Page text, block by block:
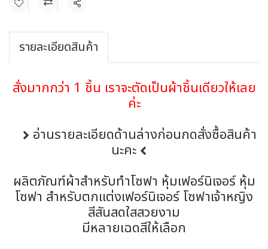
แชร์
รายละเอียดสินค้า
สั่งมากกว่า 1 ชิ้น เราจะตัดเป็นผ้าชิ้นเดียวให้เลย
ค่ะ
อ่านรายละเอียดด้านล่างก่อนกดสั่งซื้อสินค้า
นะคะ
ผลิตภัณฑ์ผ้าสำหรับทำโซฟา หุ้มเฟอร์นิเจอร์ หุ้ม
โซฟา สำหรับตกแต่งเฟอร์นิเจอร์ โซฟาเจ้าหญิง
สีสันสดใสสวยงาม
มีหลายเฉดสีให้เลือก